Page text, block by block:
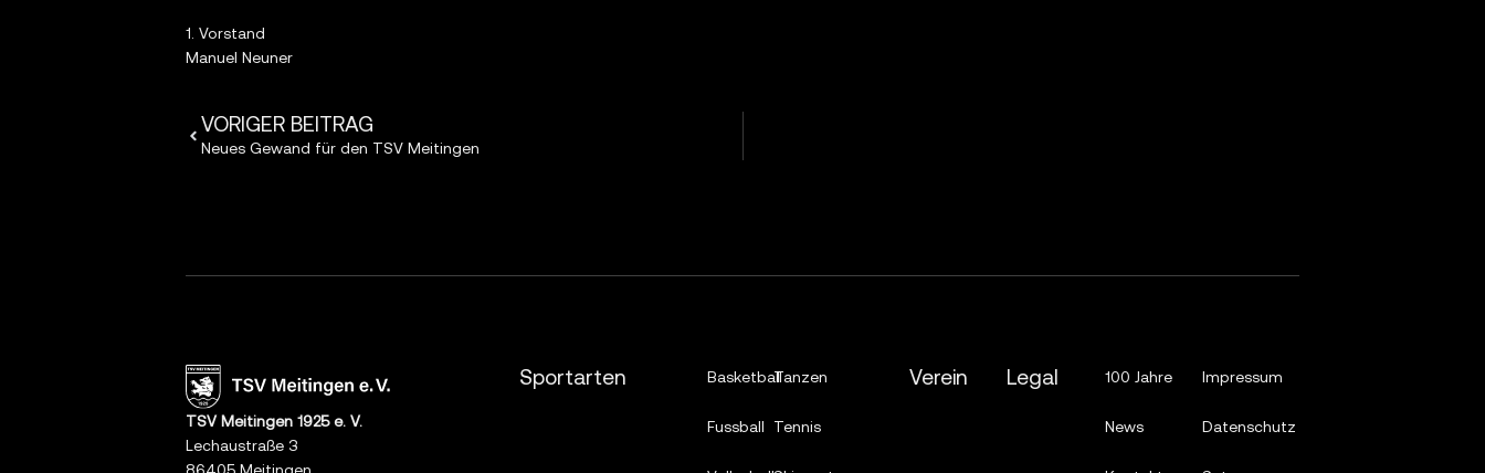
1. Vorstand
Manuel Neuner
VORIGER BEITRAG
Neues Gewand für den TSV Meitingen
TSV Meitingen 1925 e. V.
Lechaustraße 3
86405 Meitingen
Sportarten Basketball
Fussball
Tanzen
Tennis
Verein Legal 100 Jahre
News
Impressum
Datenschutz